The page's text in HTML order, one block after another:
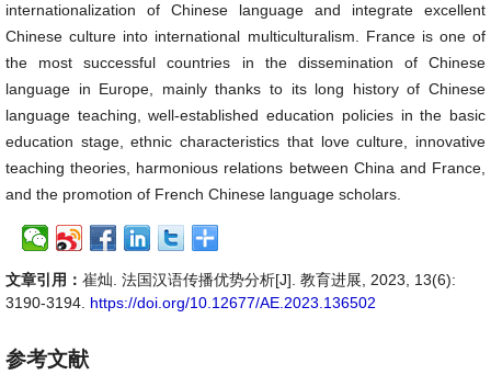
internationalization of Chinese language and integrate excellent
Chinese culture into international multiculturalism. France is one of
the most successful countries in the dissemination of Chinese
language in Europe, mainly thanks to its long history of Chinese
language teaching, well-established education policies in the basic
education stage, ethnic characteristics that love culture, innovative
teaching theories, harmonious relations between China and France,
and the promotion of French Chinese language scholars.
文章引用： 崔灿. 法国汉语传播优势分析[J]. 教育进展, 2023, 13(6):
3190-3194. https://doi.org/10.12677/AE.2023.136502
参考文献